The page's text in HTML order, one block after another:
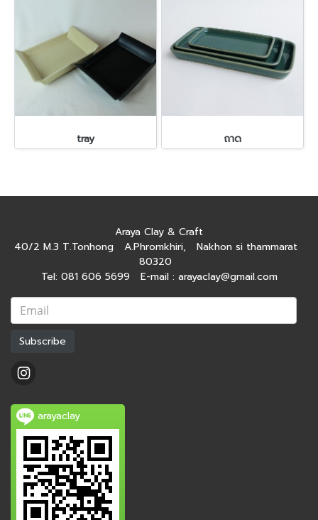
tray ถาด
Araya Clay & Craft
40/2 M.3 T.Tonhong A.Phromkhiri, Nakhon si thammarat
80320
Tel: 081 606 5699 E-mail : arayaclay@gmail.com
Subscribe
arayaclay